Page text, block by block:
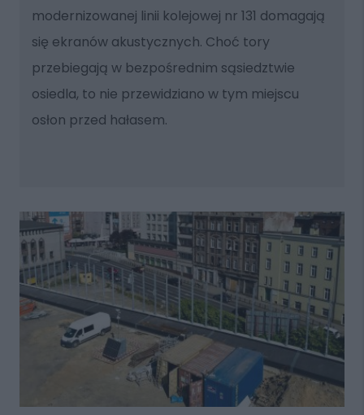
modernizowanej linii kolejowej nr 131 domagają
się ekranów akustycznych. Choć tory
przebiegają w bezpośrednim sąsiedztwie
osiedla, to nie przewidziano w tym miejscu
osłon przed hałasem.